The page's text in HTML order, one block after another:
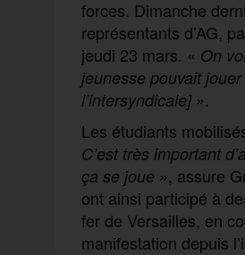
forces. Dimanche
représentants d’AG,
jeudi 23 mars. « On
jeunesse pouvait
l’intersyndicale] ».
Les étudiants
C’est très important
ça se joue », assure
ont ainsi participé à
fer de Versailles, en
manifestation depuis